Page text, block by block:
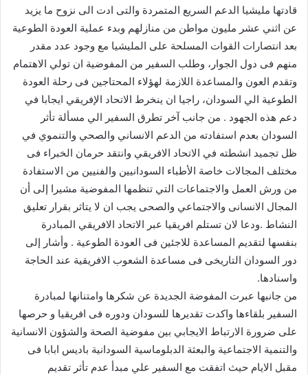
قادتها مليشيا الدعم السريع المتمردة والتى ادت الى نزوح ما يزيد
عن اثني عشر مليون مواطن من منازلهم وبدء عملية العودة الطوعية
بعد انتصارات القوات المسلحة على المليشيا مع وجود عدد مقدر
منهم فى دول الجوار، وطلب السفير من المفوضية ان تولي الاهتمام
وتقدم العون والمساعدة اللازمة لهؤلاء المحتاجين فى رحلة العودة
الطوعية الي السودان، راجيا ان ينخرط الاتحاد الإفريقي ايجابا في
دعم هذه الجهود . من جانب آخر تطرق السفير الي مسألة تأثر
السودان بعدم استفادته من الدعم الانساني والصحي والتنموي في
ظل تجميد انشطته في الاتحاد الافريقي وانتقد حرمان الخبراء فى
مختلف المجالات خاصة الأطباء السودانيين والفنيين من الاستفادة
من ورش العمل والاجتماعات التي تنظمها المفوضية مشيرا إلى أن
المجال الانسانى والاجتماعي والصحى يجب ان لا يتاثر بقرار تعليق
النشاط .ودعا لان تستلم افريقيا عبر الاتحاد الافريقي المبادرة
بنفسها لتقديم المساعدة للاجئين فى العودة الطوعية . وأشار إلى
دور السودان التاريخى فى مساعدة الشعوب الافريقية عند الحاجة
واسنادها.
من جانبها عبرت المفوضة الجديدة عن شكرها وامتنانها لمبادرة
السفير بلقاءها واكدت تقديرها للسودان ودوره فى افريقيا و حرصها
على ضرورة الارتباط الايجابي بين مفوضية الصحة والشؤون الانسانية
والتنمية الاجتماعية والبعثة الدبلوماسية السودانية باديس ابابا فى
مقبل الايام حيث اتفقت مع السفير علي مبدأ عدم تأثر تقديم